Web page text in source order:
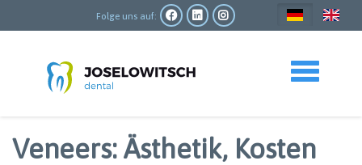
Inhalt
Folge uns auf:
Toggle navigation
Veneers: Ästhetik, Kosten